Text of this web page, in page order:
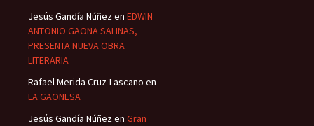
Jesús Gandía Núñezen EDWIN
ANTONIO GAONA SALINAS,
PRESENTA NUEVA OBRA
LITERARIA
Rafael Merida Cruz-Lascano en
LA GAONESA
Jesús Gandía Núñezen Gran